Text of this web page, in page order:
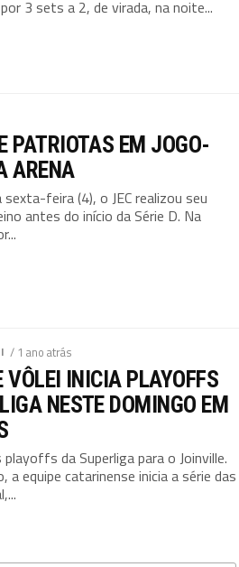
3 sets a 2, de virada, na noite...
PATRIOTAS EM JOGO-
ARENA
feira (4), o JEC realizou seu
antes do início da Série D. Na
/ 1 ano atrás
INICIA PLAYOFFS
NESTE DOMINGO EM
da Superliga para o Joinville.
a equipe catarinense inicia a série das